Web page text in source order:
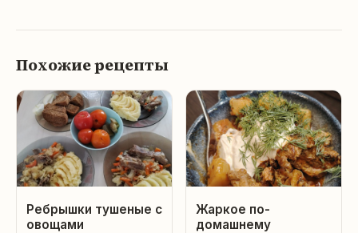
Похожие рецепты
Ребрышки тушеные с
овощами
Жаркое по-
домашнему